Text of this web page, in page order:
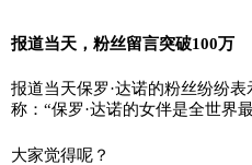
报道当天，粉丝留言突破100万
报道当天保罗·达诺的粉丝纷纷
称：“保罗·达诺的女伴是全世界
大家觉得呢？